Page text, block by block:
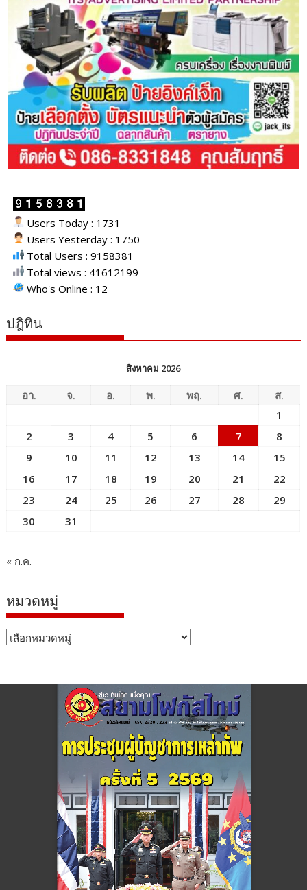
Users Today : 1731
Users Yesterday : 1750
Total Users : 9158381
Total views : 41612199
Who's Online : 12
ปฎิทิน
สิงหาคม 2026
อา. จ. อ. พ. พฤ. ศ.
ส.
1
2
3 4 5 6 7
8
9
10 11 12 13 14
15
16
17 18 19 20 21
22
23
24 25 26 27 28
29
30
31
« ก.ค.
หมวดหมู่
หมวด